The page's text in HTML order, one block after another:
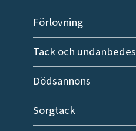
Förlovning
Tack och undanbedes
Dödsannons
Sorgtack